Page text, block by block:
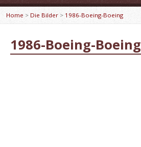
Home > Die Bilder> 1986-Boeing-Boeing
1986-Boeing-Boeing